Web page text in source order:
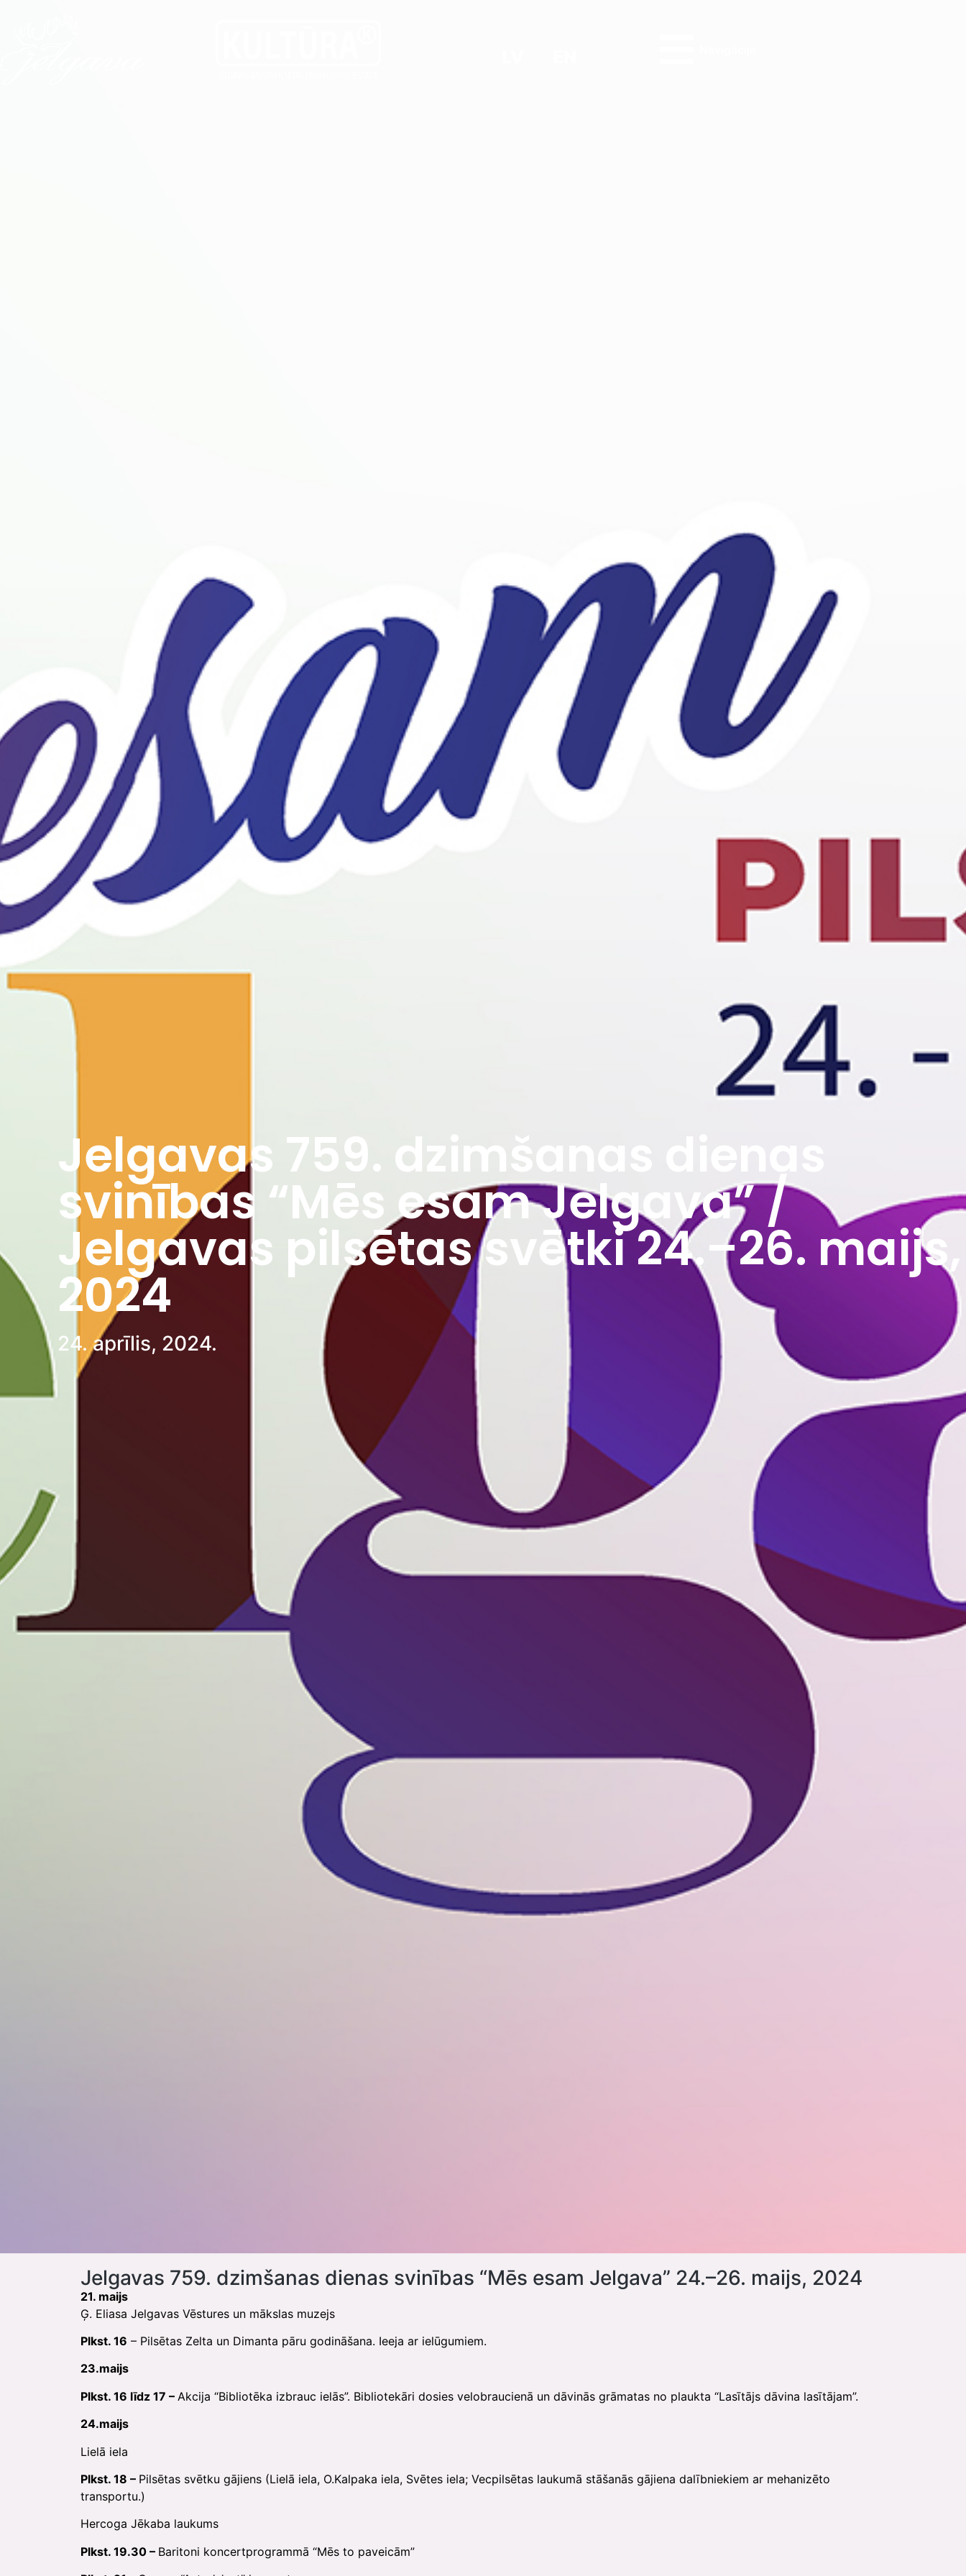
Jelgavas 759. dzimšanas dienas
svinības “Mēs esam Jelgava” /
Jelgavas pilsētas svētki 24.–26. maijs,
2024
24. aprīlis, 2024.
Jelgavas 759. dzimšanas dienas svinības “Mēs esam Jelgava” 24.–26. maijs, 2024
21. maijs
Ģ. Eliasa Jelgavas Vēstures un mākslas muzejs
Plkst. 16 – Pilsētas Zelta un Dimanta pāru godināšana. Ieeja ar ielūgumiem.
23.maijs
Plkst. 16 līdz 17 – Akcija “Bibliotēka izbrauc ielās”. Bibliotekāri dosies velobraucienā un dāvinās grāmatas no plaukta “Lasītājs dāvina lasītājam”.
24.maijs
Lielā iela
Plkst. 18 – Pilsētas svētku gājiens (Lielā iela, O.Kalpaka iela, Svētes iela; Vecpilsētas laukumā stāšanās gājiena dalībniekiem ar mehanizēto
transportu.)
Hercoga Jēkaba laukums
Plkst. 19.30 – Baritoni koncertprogrammā “Mēs to paveicām”